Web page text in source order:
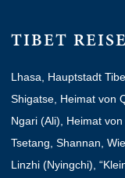
TIBET
Lhasa, Hauptstadt
Shigatse, Heimat von
Ngari (Ali), Heimat
Tsetang, Shannan,
Linzhi (Nyingchi),